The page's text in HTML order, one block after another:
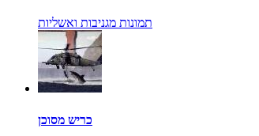
תמונות מגניבות ואשליות
כריש מסוכן